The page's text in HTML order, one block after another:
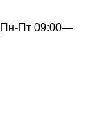
Пн-Пт 09:00—